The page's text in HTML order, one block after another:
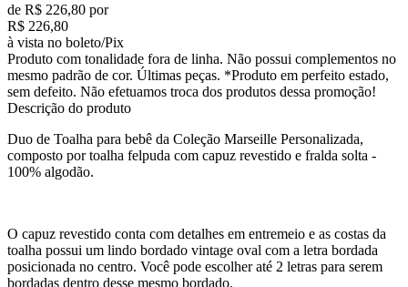
de R$ 226,80 por
R$ 226,80
à vista no boleto/Pix
Produto com tonalidade fora de linha. Não possui complementos no
mesmo padrão de cor. Últimas peças. *Produto em perfeito estado,
sem defeito. Não efetuamos troca dos produtos dessa promoção!
Descrição do produto
Duo de Toalha para bebê da Coleção Marseille Personalizada,
composto por toalha felpuda com capuz revestido e fralda solta -
100% algodão.
O capuz revestido conta com detalhes em entremeio e as costas da
toalha possui um lindo bordado vintage oval com a letra bordada
posicionada no centro. Você pode escolher até 2 letras para serem
bordadas dentro desse mesmo bordado.